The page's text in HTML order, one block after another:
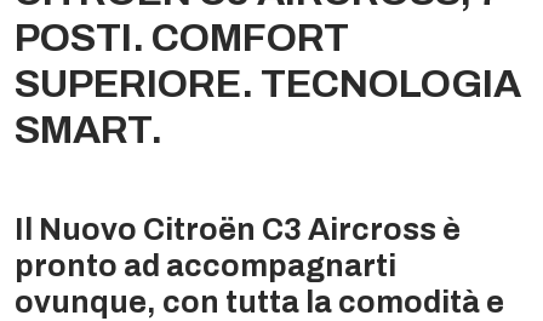
POSTI. COMFORT
SUPERIORE. TECNOLOGIA
SMART.
Il Nuovo Citroën C3 Aircross è
pronto ad accompagnarti
ovunque, con tutta la comodità e